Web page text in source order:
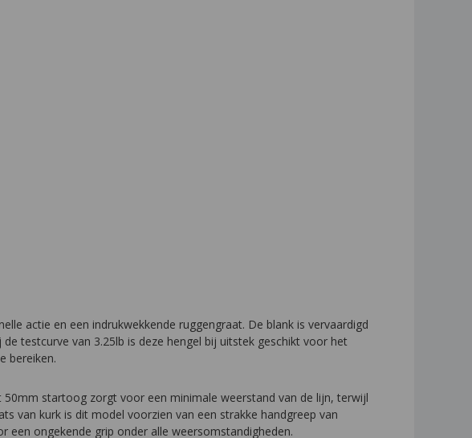
actie en een indrukwekkende ruggengraat. De blank is vervaardigd
testcurve van 3.25lb is deze hengel bij uitstek geschikt voor het
bereiken.
startoog zorgt voor een minimale weerstand van de lijn, terwijl
van kurk is dit model voorzien van een strakke handgreep van
ongekende grip onder alle weersomstandigheden.